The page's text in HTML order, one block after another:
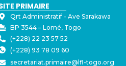
PRIMAIRE
Qrt Administratif - ⁠Ave Sarakawa
BP 3544 – Lomé, Togo
(+228) 22 23 57 52
(+228) 93 78 09 60
secretariat.primaire@lfl-togo.org